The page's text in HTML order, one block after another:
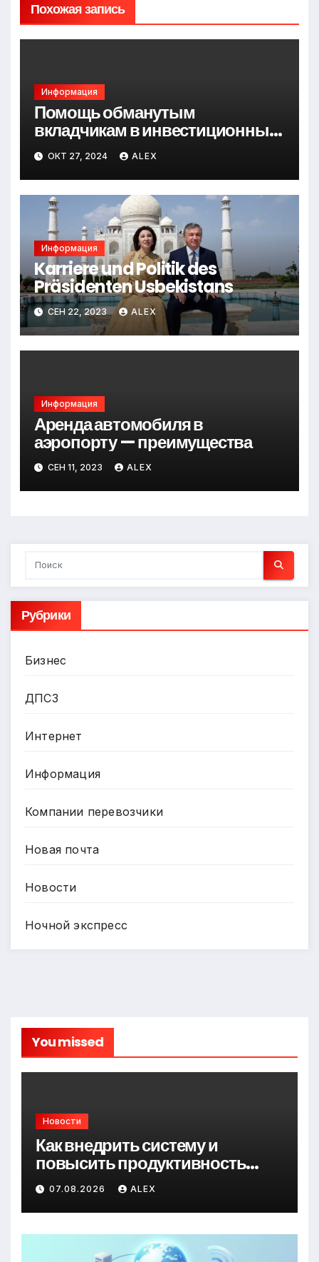
Похожая запись
Информация
Помощь обманутым
вкладчикам в инвестиционные
проекты, МФО, КПК и
финансовые пирамиды
ОКТ 27, 2024 ALEX
Информация
Karriere und Politik des
Präsidenten Usbekistans
СЕН 22, 2023 ALEX
Информация
Аренда автомобиля в
аэропорту — преимущества
СЕН 11, 2023 ALEX
Рубрики
Бизнес
ДПСЗ
Интернет
Информация
Компании перевозчики
Новая почта
Новости
Ночной экспресс
You missed
Новости
Как внедрить систему и
повысить продуктивность
сотрудников организуя
корпоративное питание
07.08.2026 ALEX